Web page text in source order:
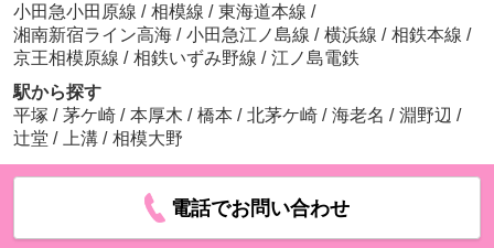
小田急小田原線 / 相模線 / 東海道本線 /
湘南新宿ライン高海 / 小田急江ノ島線 / 横浜線 / 相鉄本線 /
京王相模原線 / 相鉄いずみ野線 / 江ノ島電鉄
駅から探す
平塚 / 茅ケ崎 / 本厚木 / 橋本 / 北茅ケ崎 / 海老名 / 淵野辺 /
辻堂 / 上溝 / 相模大野
電話でお問い合わせ